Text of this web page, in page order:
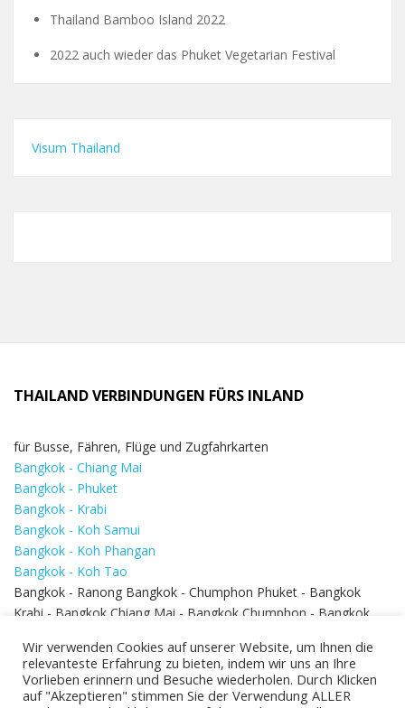
Thailand Bamboo Island 2022
2022 auch wieder das Phuket Vegetarian Festival
Visum Thailand
THAILAND VERBINDUNGEN FÜRS INLAND
für Busse, Fähren, Flüge und Zugfahrkarten
Bangkok - Chiang Mai
Bangkok - Phuket
Bangkok - Krabi
Bangkok - Koh Samui
Bangkok - Koh Phangan
Bangkok - Koh Tao
Bangkok - Ranong Bangkok - Chumphon Phuket - Bangkok
Krabi - Bangkok Chiang Mai - Bangkok Chumphon - Bangkok
Bangkok - Hua Hin
Wir verwenden Cookies auf unserer Website, um Ihnen die
relevanteste Erfahrung zu bieten, indem wir uns an Ihre
Vorlieben erinnern und Besuche wiederholen. Durch Klicken
auf "Akzeptieren" stimmen Sie der Verwendung ALLER